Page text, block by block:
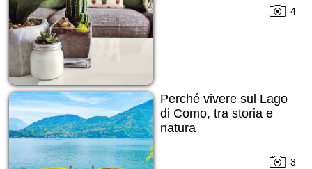
4
Perché vivere sul Lago
di Como, tra storia e
natura
3